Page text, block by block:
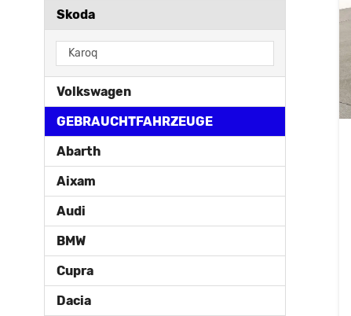
Skoda
Karoq
Volkswagen
GEBRAUCHTFAHRZEUGE
Abarth
Aixam
Audi
BMW
Cupra
Dacia